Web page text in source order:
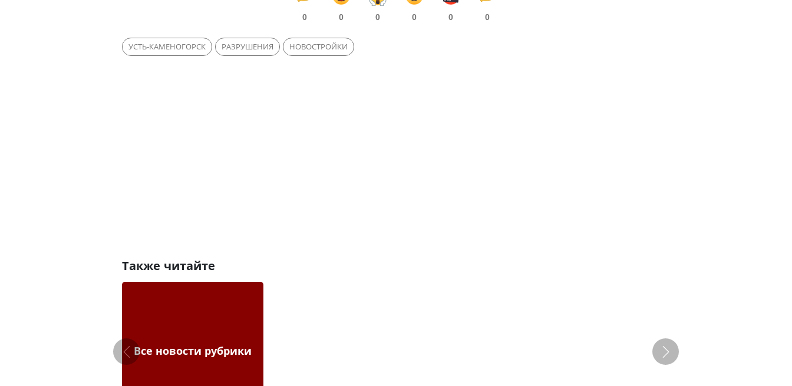
0 0 0 0 0 0
УСТЬ-КАМЕНОГОРСК РАЗРУШЕНИЯ НОВОСТРОЙКИ
Также читайте
Все новости рубрики